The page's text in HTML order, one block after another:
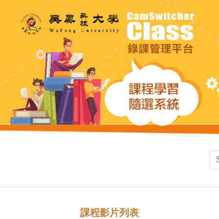
課程影片列表